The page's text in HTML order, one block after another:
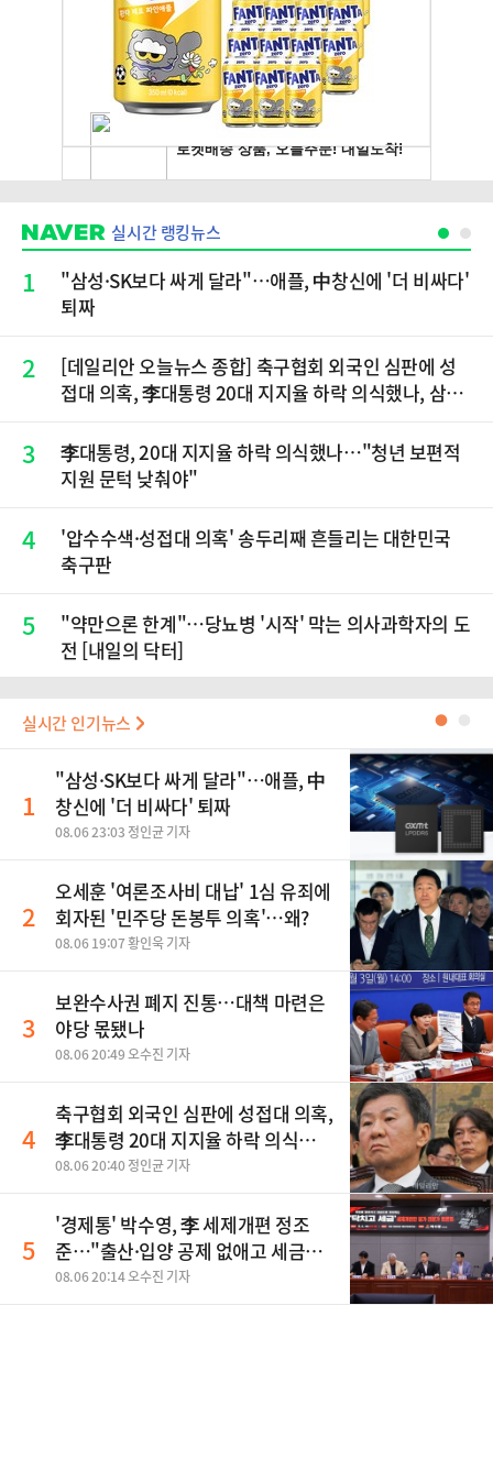
실시간 랭킹뉴스
1
"삼성·SK보다 싸게 달라"…애플, 中창신에 '더 비싸다'
퇴짜
2
[데일리안 오늘뉴스 종합] 축구협회 외국인 심판에 성
접대 의혹, 李대통령 20대 지지율 하락 의식했나, 삼전
재점화, 김민석 "과반 승리 가능성 99%" 등
3
李대통령, 20대 지지율 하락 의식했나…"청년 보편적
지원 문턱 낮춰야"
4
'압수수색·성접대 의혹' 송두리째 흔들리는 대한민국
축구판
5
"약만으론 한계"…당뇨병 '시작' 막는 의사과학자의 도
전 [내일의 닥터]
실시간 인기뉴스 ●
1
"삼성·SK보다 싸게 달라"…애플, 中
창신에 '더 비싸다' 퇴짜
08.06 23:03 정인균 기자
2
오세훈 '여론조사비 대납' 1심 유죄에
회자된 '민주당 돈봉투 의혹'…왜?
08.06 19:07 황인욱 기자
3
보완수사권 폐지 진통…대책 마련은
야당 몫됐나
08.06 20:49 오수진 기자
4
축구협회 외국인 심판에 성접대 의혹,
李대통령 20대 지지율 하락 의식했
나, 삼전닉스 올인은 금물, SK하이닉
민석 "과반 승리 가능성 99%" 등
08.06 20:40 정인균 기자
5
'경제통' 박수영, 李 세제개편 정조
준…"출산·입양 공제 없애고 세금폭
탄"
08.06 20:14 오수진 기자